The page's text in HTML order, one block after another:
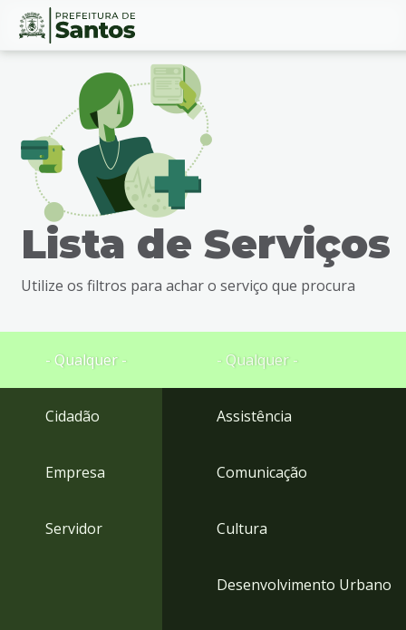
Ir
busca
Ir
rodapé
Conteúdo
Lista de Serviços
Utilize os filtros para achar o serviço que procura
- Qualquer -
Cidadão
Empresa
Servidor
- Qualquer -
Assistência
Comunicação
Cultura
Desenvolvimento Urbano